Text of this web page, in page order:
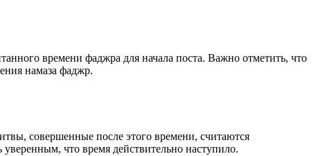
времени фаджра для начала поста. Важно отметить, что
намаза фаджр.
совершенные после этого времени, считаются
что время действительно наступило.